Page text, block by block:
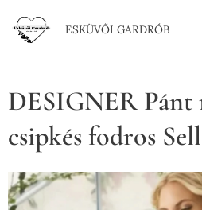
ESKÜVŐI GARDRÓB
DESIGNER
csipkés fodros